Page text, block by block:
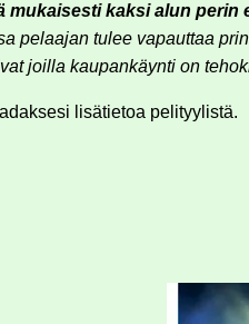
mukaisesti kaksi alun
pelaajan tulee vapauttaa
joilla kaupankäynti on
lisätietoa pelityylistä.